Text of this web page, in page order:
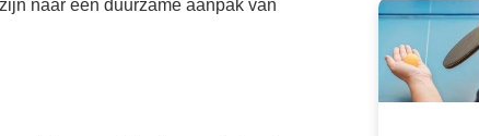
naar een duurzame aanpak van